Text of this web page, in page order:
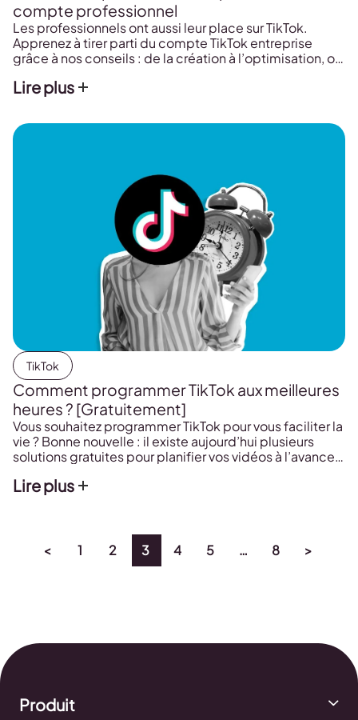
compte professionnel
Les professionnels ont aussi leur place sur TikTok.
Apprenez à tirer parti du compte TikTok entreprise
grâce à nos conseils : de la création à l’optimisation, on
professionnel.
Lire plus
TikTok
Comment programmer TikTok aux meilleures
heures ? [Gratuitement]
Vous souhaitez programmer TikTok pour vous faciliter la
vie ? Bonne nouvelle : il existe aujourd’hui plusieurs
solutions gratuites pour planifier vos vidéos à l’avance.
guide étape par étape pour optimiser votre temps et
Lire plus
< 1 2 3 4 5 … 8 >
Produit